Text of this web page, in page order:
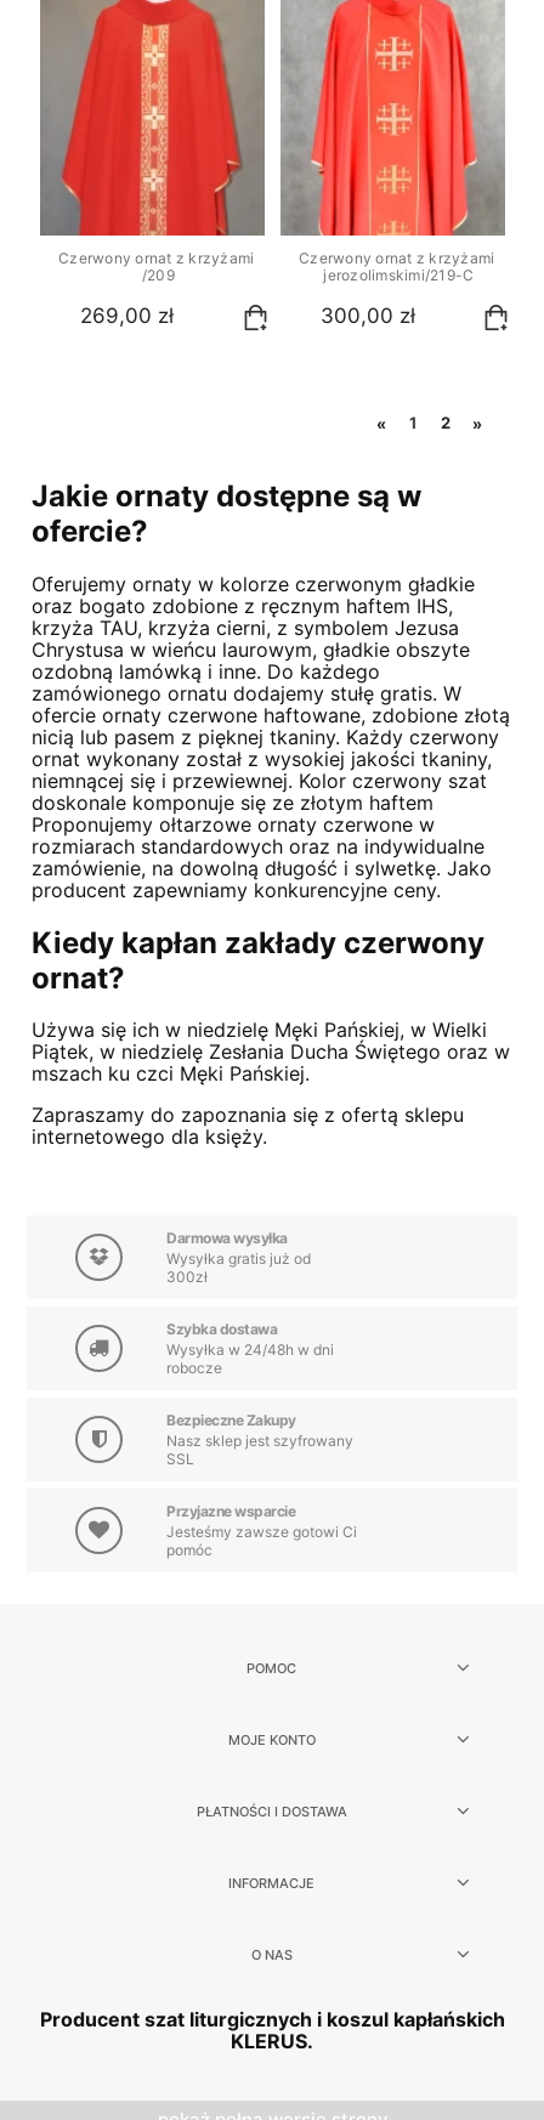
Czerwony ornat z krzyżami
/209
269,00 zł
Czerwony ornat z krzyżami
jerozolimskimi/219-C
300,00 zł
« 1 2 »
Jakie ornaty dostępne są w
ofercie?
Oferujemy ornaty w kolorze czerwonym gładkie
oraz bogato zdobione z ręcznym haftem IHS,
krzyża TAU, krzyża cierni, z symbolem Jezusa
Chrystusa w wieńcu laurowym, gładkie obszyte
ozdobną lamówką i inne. Do każdego
zamówionego ornatu dodajemy stułę gratis. W
ofercie ornaty czerwone haftowane, zdobione złotą
nicią lub pasem z pięknej tkaniny. Każdy czerwony
ornat wykonany został z wysokiej jakości tkaniny,
niemnącej się i przewiewnej. Kolor czerwony szat
doskonale komponuje się ze złotym haftem
Proponujemy ołtarzowe ornaty czerwone w
rozmiarach standardowych oraz na indywidualne
zamówienie, na dowolną długość i sylwetkę. Jako
producent zapewniamy konkurencyjne ceny.
Kiedy kapłan zakłady czerwony
ornat?
Używa się ich w niedzielę Męki Pańskiej, w Wielki
Piątek, w niedzielę Zesłania Ducha Świętego oraz w
mszach ku czci Męki Pańskiej.
Zapraszamy do zapoznania się z ofertą sklepu
internetowego dla księży.
Darmowa wysyłka
Wysyłka gratis już od
300zł
Szybka dostawa
Wysyłka w 24/48h w dni
robocze
Bezpieczne Zakupy
Nasz sklep jest szyfrowany
SSL
Przyjazne wsparcie
Jesteśmy zawsze gotowi Ci
pomóc
POMOC
MOJE KONTO
PŁATNOŚCI I DOSTAWA
INFORMACJE
O NAS
Producent szat liturgicznych i koszul kapłańskich
KLERUS.